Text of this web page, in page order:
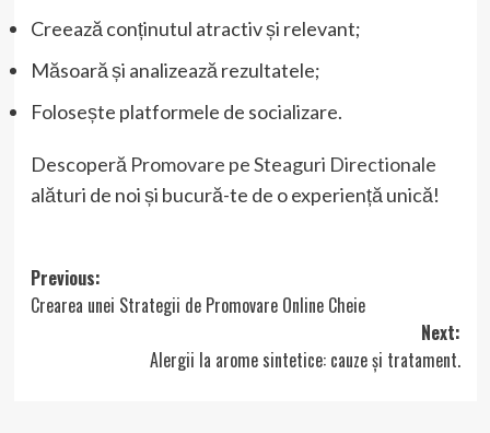
Creează conținutul atractiv și relevant;
Măsoară și analizează rezultatele;
Folosește platformele de socializare.
Descoperă Promovare pe Steaguri Directionale
alături de noi și bucură-te de o experiență unică!
Post
navigation
Previous:
Crearea unei Strategii de Promovare Online Cheie
Next:
Alergii la arome sintetice: cauze și tratament.